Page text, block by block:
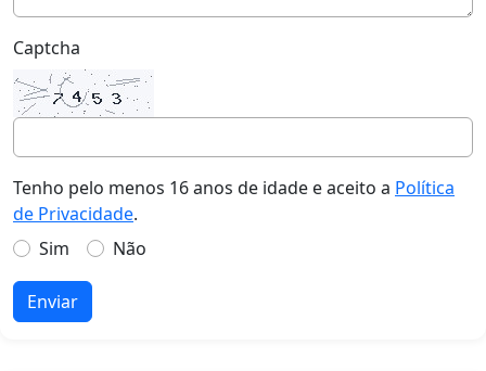
Captcha
Tenho pelo menos 16 anos de idade e aceito a Política
de Privacidade.
Sim
Não
Enviar